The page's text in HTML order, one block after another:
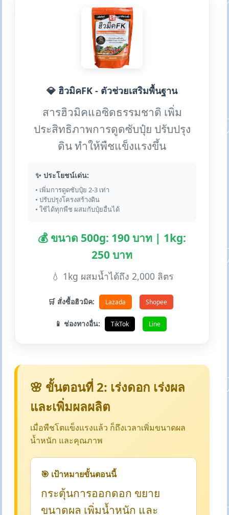
💎 ฮิวมิคFK - ตัวช่วยเสริมพื้นฐาน
สารฮิวมิคแอซิดธรรมชาติ เพิ่ม
ประสิทธิภาพการดูดซับปุ๋ย ปรับปรุง
ดิน ทำให้พืชแข็งแรงขึ้น
✨ ประโยชน์เด่น:
• เพิ่มการดูดซับปุ๋ย 2-3 เท่า
• ปรับปรุงโครงสร้างดิน
• ใช้ได้ทุกพืช ผสมกับปุ๋ยอื่นได้
💰 ขนาด 500g: 190 บาท | 1kg:
250 บาท
💧 1kg ผสมน้ำได้ถึง 2,000 ลิตร
🛒 สั่งซื้อฮิวมิค: Lazada Shopee
📱 ช่องทางอื่น: TikTok Line
🌸 ขั้นตอนที่ 2: เร่งดอก เร่งผล
และเพิ่มผลผลิต
เมื่อพืชโตแข็งแรงแล้ว ก็ถึงเวลาเพิ่มขนาดผล
น้ำหนัก และคุณภาพ
🎯 เป้าหมายขั้นตอนนี้
กระตุ้นการออกดอก ขยาย
ขนาดผล เพิ่มน้ำหนัก และ